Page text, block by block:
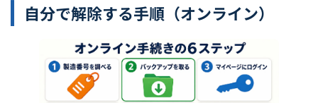
自分で解除する手順（オンライン）